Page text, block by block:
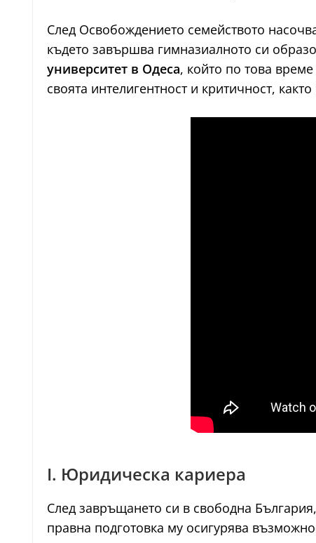
След Освобождението семейството
където завършва гимназиалното си
университет в Одеса, който по това
своята интелигентност и критичност,
I. Юридическа кариера
След завръщането си в свободна
правна подготовка му осигурява